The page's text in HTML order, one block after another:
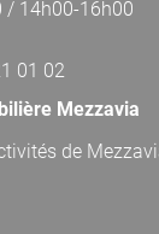
/ 14h00-16h00
01 02
Mezzavia
de